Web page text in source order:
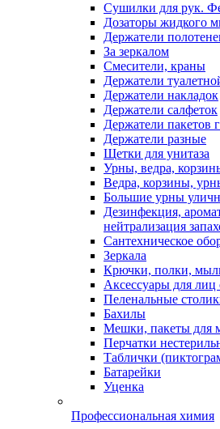
Сушилки для рук.
Дозаторы жидкого
Держатели
За зеркалом
Смесители, краны
Держатели
Держатели накладок
Держатели салфеток
Держатели пакетов
Держатели разные
Щетки для унитаза
Урны, ведра,
Ведра, корзины,
Большие урны
Дезинфекция,
нейтрализация
Сантехническое
Зеркала
Крючки, полки,
Аксессуары для
Пеленальные
Бахилы
Мешки, пакеты для
Перчатки
Таблички
Батарейки
Уценка
Профессиональная химия